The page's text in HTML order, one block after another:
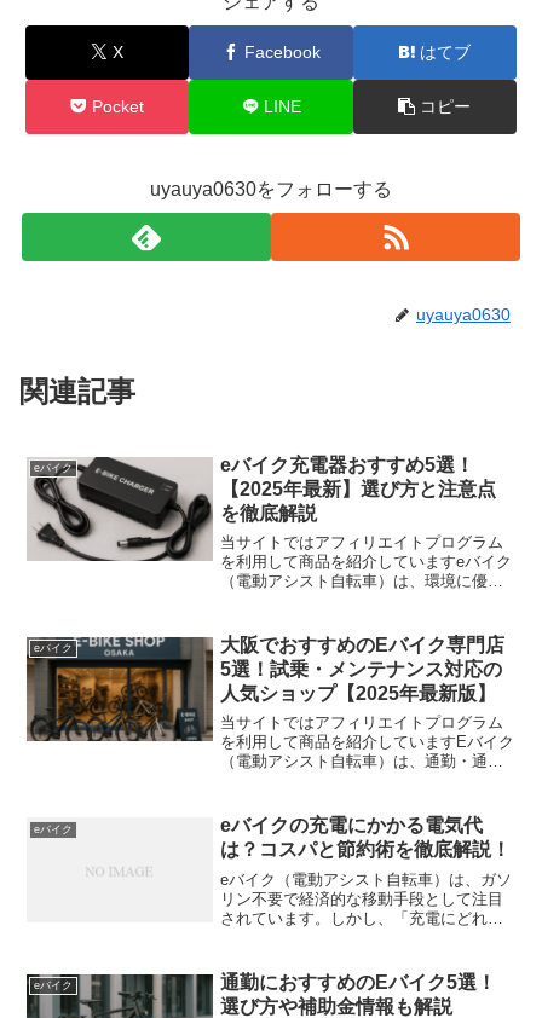
X Facebook はてブ
Pocket LINE コピー
uyauya0630をフォローする
uyauya0630
関連記事
eバイク
eバイク充電器おすすめ5選！
【2025年最新】選び方と注意点
を徹底解説
当サイトではアフィリエイトプログラム
を利用して商品を紹介していますeバイク
（電動アシスト自転車）は、環境に優し
んでいる人も多いのではないでしょう
か？「純正と互換品の違い...
eバイク
大阪でおすすめのEバイク専門店
5選！試乗・メンテナンス対応の
人気ショップ【2025年最新版】
当サイトではアフィリエイトプログラム
を利用して商品を紹介していますEバイク
（電動アシスト自転車）は、通勤・通
の専門店が増えており、試乗・メンテナ
ンス対応・カスタム可能...
eバイク
eバイクの充電にかかる電気代
は？コスパと節約術を徹底解説！
eバイク（電動アシスト自転車）は、ガソ
リン不要で経済的な移動手段として注目
されています。しかし、「充電にどれく
電でいくら？✅ 1ヶ月・1年でどれくらい
の電気代になる...
eバイク
通勤におすすめのEバイク5選！
選び方や補助金情報も解説